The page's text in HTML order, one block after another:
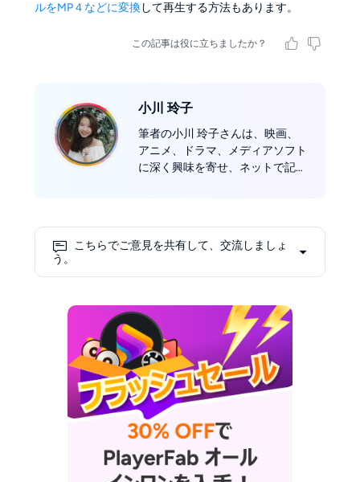
ルをMP４などに変換して再生する方法もあります。
この記事は役に立ちましたか？
小川 玲子
筆者の小川 玲子さんは、映画、
アニメ、ドラマ、メディアソフト
に深く興味を寄せ、ネットで記
になり、BD/DVDの再生、4K動画
こちらでご意見を共有して、交流しましょ
う。